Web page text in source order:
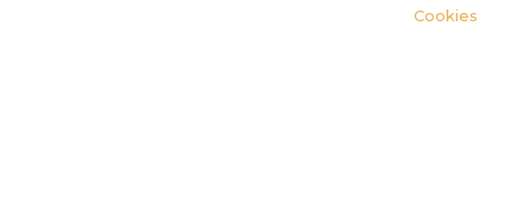
Cookies